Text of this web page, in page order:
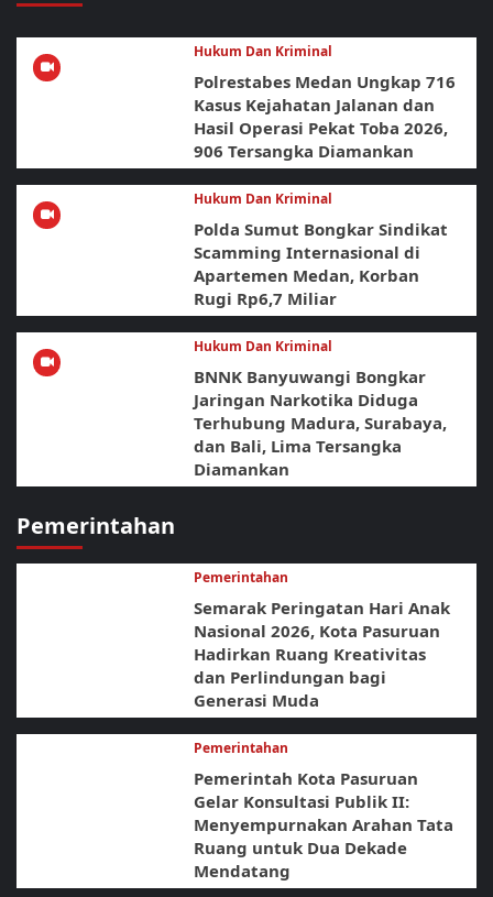
Hukum Dan Kriminal
Polrestabes Medan Ungkap 716
Kasus Kejahatan Jalanan dan
Hasil Operasi Pekat Toba 2026,
906 Tersangka Diamankan
Hukum Dan Kriminal
Polda Sumut Bongkar Sindikat
Scamming Internasional di
Apartemen Medan, Korban
Rugi Rp6,7 Miliar
Hukum Dan Kriminal
BNNK Banyuwangi Bongkar
Jaringan Narkotika Diduga
Terhubung Madura, Surabaya,
dan Bali, Lima Tersangka
Diamankan
Pemerintahan
Pemerintahan
Semarak Peringatan Hari Anak
Nasional 2026, Kota Pasuruan
Hadirkan Ruang Kreativitas
dan Perlindungan bagi
Generasi Muda
Pemerintahan
Pemerintah Kota Pasuruan
Gelar Konsultasi Publik II:
Menyempurnakan Arahan Tata
Ruang untuk Dua Dekade
Mendatang